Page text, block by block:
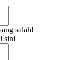
salah!
sini